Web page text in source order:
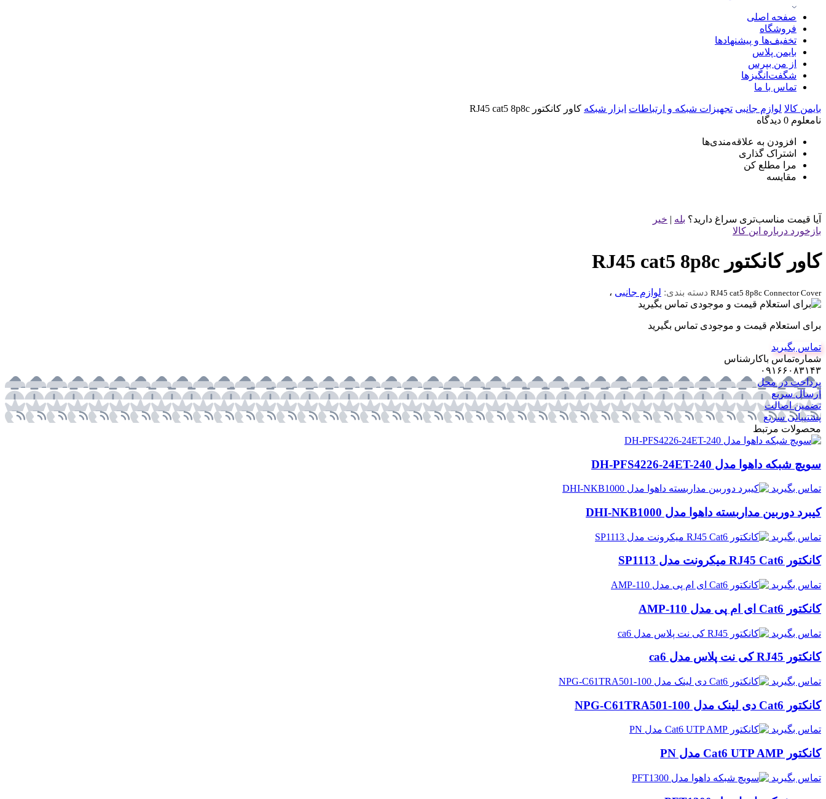
صفحه اصلی
فروشگاه
تخفیف‌ها و پیشنهادها
بایمن پلاس
از من بپرس
شگفت‌انگیزها
تماس با ما
بایمن کالا لوازم جانبی تجهیزات شبکه و ارتباطات ابزار شبکه کاور کانکتور RJ45 cat5 8p8c
نامعلوم 0 دیدگاه
افزودن به علاقه‌مندی‌ها
اشتراک گذاری
مرا مطلع کن
مقایسه
آیا قیمت مناسب‌تری سراغ دارید؟ بله | خیر
بازخورد درباره این کالا
کاور کانکتور RJ45 cat5 8p8c
RJ45 cat5 8p8c Connector Cover دسته بندی: لوازم جانبی ،
برای استعلام قیمت و موجودی تماس بگیرید
تماس بگیرید
شماره‌تماس‌ با‌کارشناس
۰۹۱۶۶۰۸۳۱۴۳
پرداخت در محل
ارسال سریع
تضمین اصالت
پشتیبانی سریع
محصولات مرتبط
سویچ شبکه داهوا مدل DH-PFS4226-24ET-240
تماس بگیرید
کیبرد دوربین مداربسته داهوا مدل DHI-NKB1000
تماس بگیرید
کانکتور RJ45 Cat6 میکرونت مدل SP1113
تماس بگیرید
کانکتور Cat6 ای ام پی مدل AMP-110
تماس بگیرید
کانکتور RJ45 کی نت پلاس مدل ca6
تماس بگیرید
کانکتور Cat6 دی لینک مدل NPG-C61TRA501-100
تماس بگیرید
کانکتور Cat6 UTP AMP مدل PN
تماس بگیرید